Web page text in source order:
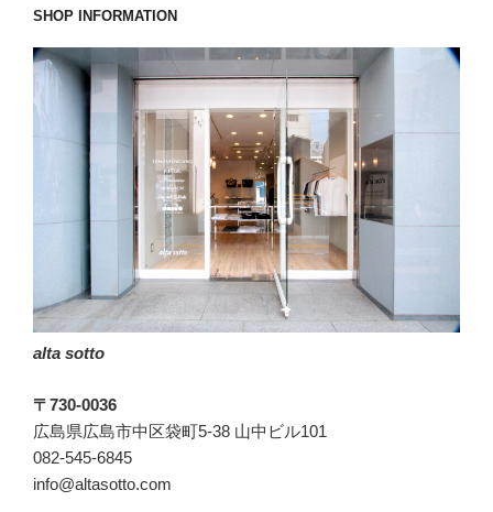
け
た
に
ナ
ー
り
替
え
し
ょ
う。”
の
SHOP INFORMATION
alta sotto
〒730-0036
広島県広島市中区袋町5-38 山中ビル101
082-545-6845
info@altasotto.com